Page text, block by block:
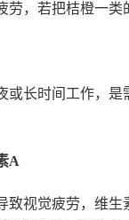
劳，若把桔橙一
或长时间工作，
A
致视觉疲劳，维